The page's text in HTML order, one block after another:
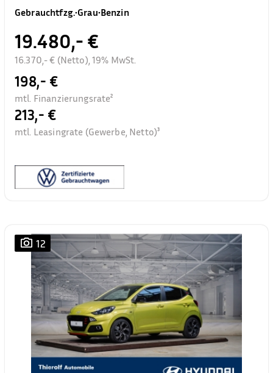
Gebrauchtfzg.•Grau•Benzin
19.480,- €
16.370,- € (Netto), 19% MwSt.
198,- €
mtl. Finanzierungsrate²
213,- €
mtl. Leasingrate (Gewerbe, Netto)³
12